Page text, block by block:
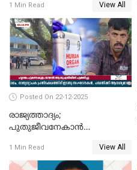
ദാരുണാന്ത്യം; ജീപ്സി
ഓടിച്ചയാൾ അറസ്റ്റിൽ.
1 Min Read View All
Posted On 22-12-2025
രാജ്യത്താദ്യം;
പുതുജീവനേകാൻ
എറണാകുളം സർക്കാർ
ജനറൽ
1 Min Read View All